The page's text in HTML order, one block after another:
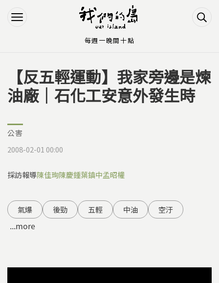
Jump to Navigation
Jump to Main content
您在這裡
【反五輕運動】我家旁邊是煉
油廠｜石化工安意外發生時
公害
2008-02-01 00:00
採訪報導陳佳珣陳慶鍾葉鎮中孟昭權
氣爆 後勁 五輕 中油 空汙
...more
每週一晚間十點